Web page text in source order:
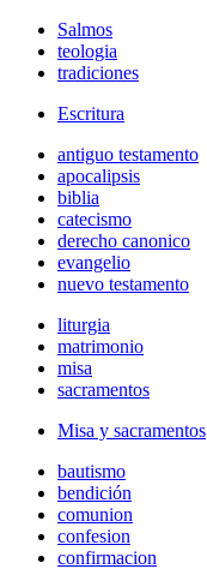
Salmos
teologia
tradiciones
Escritura
antiguo testamento
apocalipsis
biblia
catecismo
derecho canonico
evangelio
nuevo testamento
liturgia
matrimonio
misa
sacramentos
Misa y sacramentos
bautismo
bendición
comunion
confesion
confirmacion